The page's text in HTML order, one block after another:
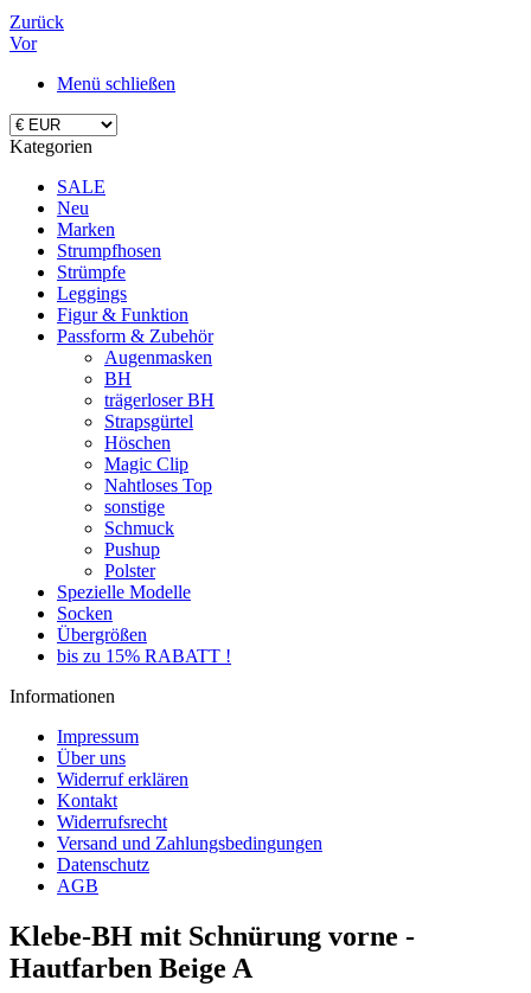
Zurück
Vor
Menü schließen
Kategorien
SALE
Neu
Marken
Strumpfhosen
Strümpfe
Leggings
Figur & Funktion
Passform & Zubehör
Augenmasken
BH
trägerloser BH
Strapsgürtel
Höschen
Magic Clip
Nahtloses Top
sonstige
Schmuck
Pushup
Polster
Spezielle Modelle
Socken
Übergrößen
bis zu 15% RABATT !
Informationen
Impressum
Über uns
Widerruf erklären
Kontakt
Widerrufsrecht
Versand und Zahlungsbedingungen
Datenschutz
AGB
Klebe-BH mit Schnürung vorne -
Hautfarben Beige A